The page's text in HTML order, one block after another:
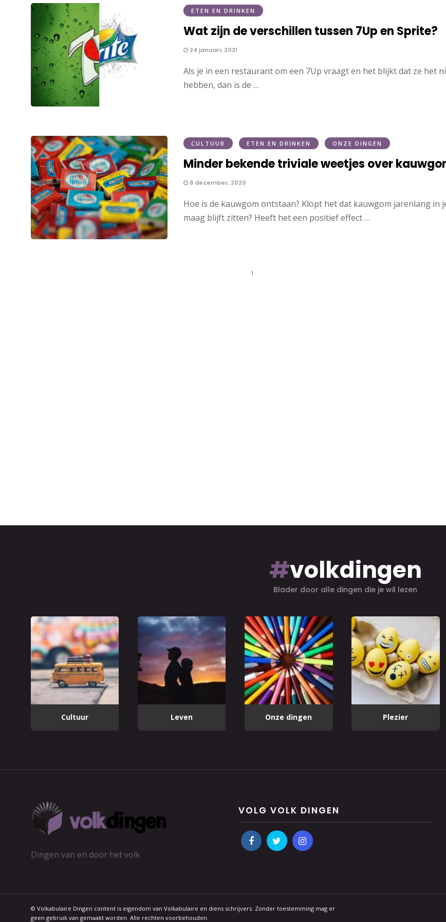
ETEN EN DRINKEN
Wat zijn de verschillen tussen 7Up en Sprite?
24 januari, 2021
Als je in een restaurant om een 7Up vraagt en het blijkt dat ze het
hebben, dan is de …
CULTUUR ETEN EN DRINKEN ONZE DINGEN
Minder bekende triviale weetjes over
8 december, 2020
Hoe is de kauwgom ontstaan? Klopt het dat kauwgom jarenlang in
maag blijft zitten? Heeft het een positief effect …
1
#volkdingen
Blader door alle dingen die je wil lezen
Cultuur Leven Onze dingen Plezier
Dingen van en door het volk
VOLG VOLK DINGEN
© Volkabulaire Dingen content is eigendom van Volkabulaire en diens schrijvers. Zonder toestemming mag er
geen gebruik van gemaakt worden. Alle rechten voorbehouden.